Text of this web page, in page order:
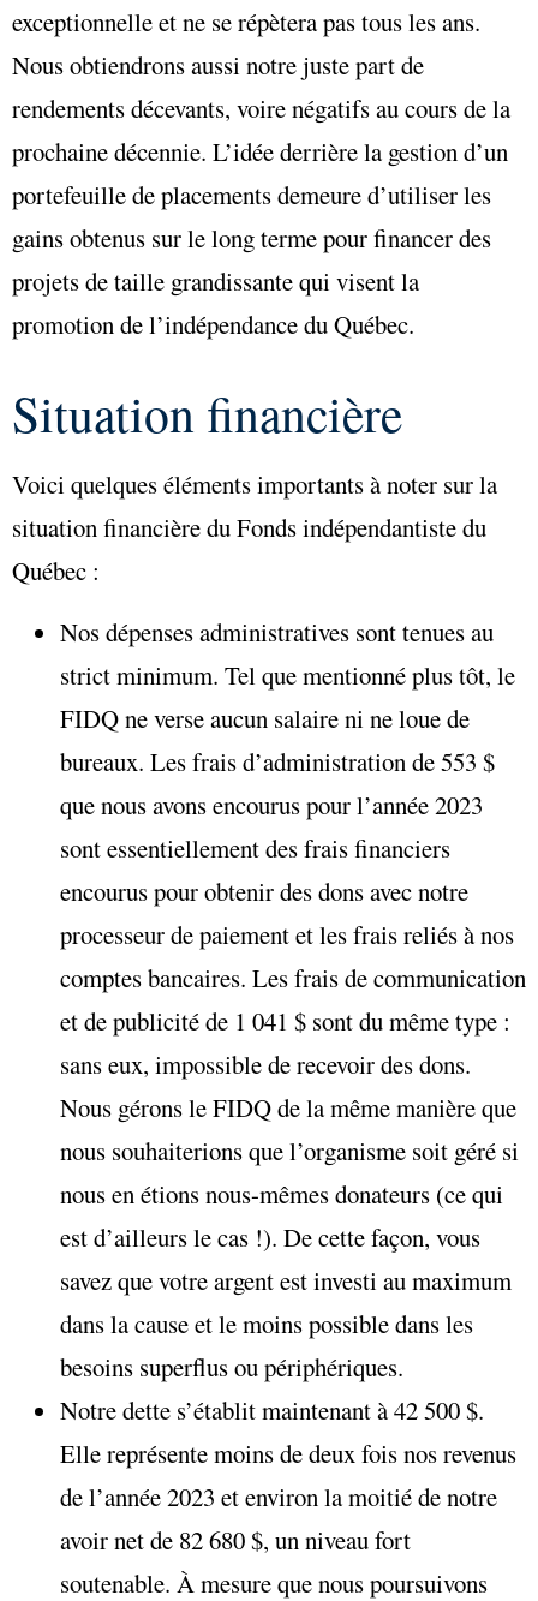
exceptionnelle et ne se répètera pas tous les ans.
Nous obtiendrons aussi notre juste part de
rendements décevants, voire négatifs au cours de la
prochaine décennie. L’idée derrière la gestion d’un
portefeuille de placements demeure d’utiliser les
gains obtenus sur le long terme pour financer des
projets de taille grandissante qui visent la
promotion de l’indépendance du Québec.
Situation financière
Voici quelques éléments importants à noter sur la
situation financière du Fonds indépendantiste du
Québec :
Nos dépenses administratives sont tenues au
strict minimum. Tel que mentionné plus tôt, le
FIDQ ne verse aucun salaire ni ne loue de
bureaux. Les frais d’administration de 553 $
que nous avons encourus pour l’année 2023
sont essentiellement des frais financiers
encourus pour obtenir des dons avec notre
processeur de paiement et les frais reliés à nos
comptes bancaires. Les frais de communication
et de publicité de 1 041 $ sont du même type :
sans eux, impossible de recevoir des dons.
Nous gérons le FIDQ de la même manière que
nous souhaiterions que l’organisme soit géré si
nous en étions nous-mêmes donateurs (ce qui
est d’ailleurs le cas !). De cette façon, vous
savez que votre argent est investi au maximum
dans la cause et le moins possible dans les
besoins superflus ou périphériques.
Notre dette s’établit maintenant à 42 500 $.
Elle représente moins de deux fois nos revenus
de l’année 2023 et environ la moitié de notre
avoir net de 82 680 $, un niveau fort
soutenable. À mesure que nous poursuivons